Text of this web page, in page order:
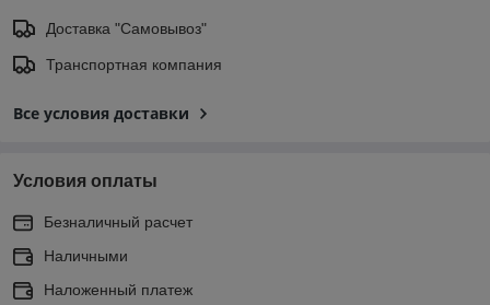
Доставка "Самовывоз"
Транспортная компания
Все условия доставки
Условия оплаты
Безналичный расчет
Наличными
Наложенный платеж